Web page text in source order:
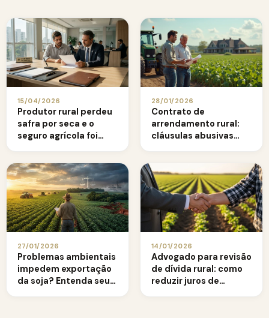
15/04/2026
Produtor rural perdeu
safra por seca e o
seguro agrícola foi
28/01/2026
Contrato de
arrendamento rural:
cláusulas abusivas
27/01/2026
Problemas ambientais
impedem exportação
da soja? Entenda seus
14/01/2026
Advogado para revisão
de dívida rural: como
reduzir juros de